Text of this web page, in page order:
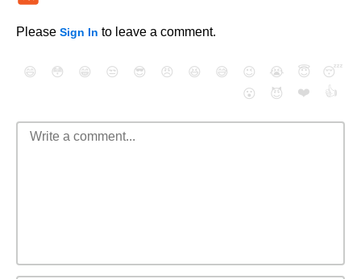
Please Sign In to leave a comment.
😄 😳 😁 😒 😎 😠 😆 😅 😉 😭 😇
😴
😮
😈 ❤️ 👍